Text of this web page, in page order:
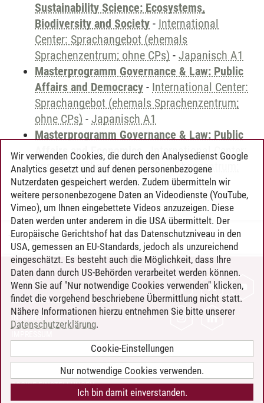
Sustainability Science: Ecosystems,
Biodiversity and Society - International
Center: Sprachangebot (ehemals
Sprachenzentrum; ohne CPs) - Japanisch A1
Masterprogramm Governance & Law: Public
Affairs and Democracy - International Center:
Sprachangebot (ehemals Sprachenzentrum;
ohne CPs) - Japanisch A1
Masterprogramm Governance & Law: Public
Affairs and Economics-International Center:
Sprachangebot (ehemals Sprachenzentrum;
ohne CPs)-Japanisch A1
Timo Leder/30.06.2024
KONTAKT
LEUPHANA ALS ARBEITGEBER
INTRANET
BARRIEREFREIHEIT
COOKIE-EINSTELLUNGEN
Wir verwenden Cookies, die durch den Analysedienst Google
Analytics gesetzt und auf denen personenbezogene
Nutzerdaten gespeichert werden. Zudem übermitteln wir
weitere personenbezogene Daten an Videodienste (YouTube,
Vimeo), um Ihnen eingebettete Videos anzuzeigen. Diese
Daten werden unter anderem in die USA übermittelt. Der
Europäische Gerichtshof hat das Datenschutzniveau in den
USA, gemessen an EU-Standards, jedoch als unzureichend
eingeschätzt. Es besteht auch die Möglichkeit, dass Ihre
Daten dann durch US-Behörden verarbeitet werden können.
Wenn Sie auf "Nur notwendige Cookies verwenden" klicken,
findet die vorgehend beschriebene Übermittlung nicht statt.
Nähere Informationen hierzu entnehmen Sie bitte unserer
Datenschutzerklärung.
Cookie-Einstellungen
Nur notwendige Cookies verwenden.
Ich bin damit einverstanden.